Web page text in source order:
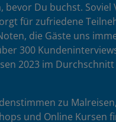
bevor Du buchst.
für zufriedene
die Gäste uns
300
2023 im
zu
und Online Kursen